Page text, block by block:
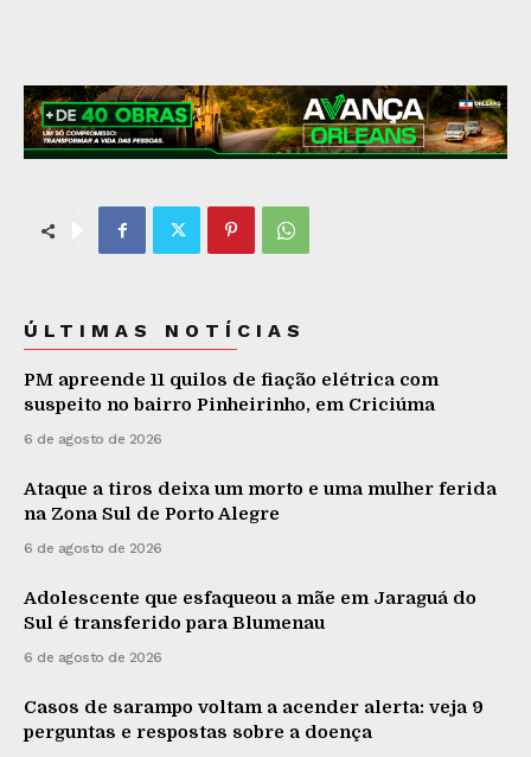
ÚLTIMAS NOTÍCIAS
PM apreende 11 quilos de fiação elétrica com
suspeito no bairro Pinheirinho, em Criciúma
6 de agosto de 2026
Ataque a tiros deixa um morto e uma mulher ferida
na Zona Sul de Porto Alegre
6 de agosto de 2026
Adolescente que esfaqueou a mãe em Jaraguá do
Sul é transferido para Blumenau
6 de agosto de 2026
Casos de sarampo voltam a acender alerta: veja 9
perguntas e respostas sobre a doença